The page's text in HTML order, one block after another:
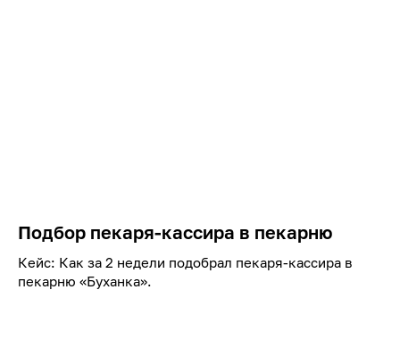
Подбор пекаря-кассира в пекарню
Кейс: Как за 2 недели подобрал пекаря-кассира в
пекарню «Буханка».